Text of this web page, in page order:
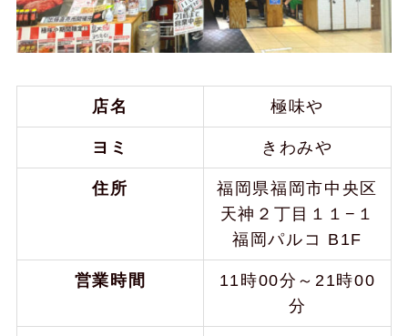
店名 極味や
ヨミ きわみや
住所
福岡県福岡市中央区
天神２丁目１１−１
福岡パルコ B1F
営業時間
11時00分～21時00
分